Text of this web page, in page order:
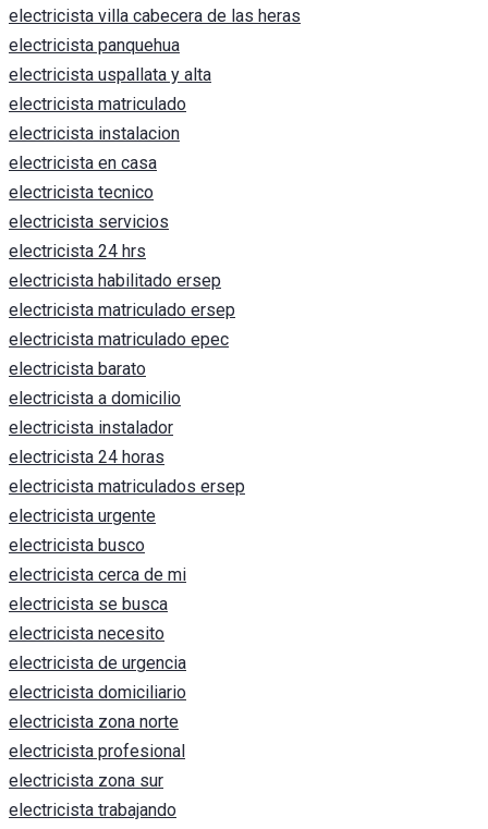
electricista villa cabecera de las heras
electricista panquehua
electricista uspallata y alta
electricista matriculado
electricista instalacion
electricista en casa
electricista tecnico
electricista servicios
electricista 24 hrs
electricista habilitado ersep
electricista matriculado ersep
electricista matriculado epec
electricista barato
electricista a domicilio
electricista instalador
electricista 24 horas
electricista matriculados ersep
electricista urgente
electricista busco
electricista cerca de mi
electricista se busca
electricista necesito
electricista de urgencia
electricista domiciliario
electricista zona norte
electricista profesional
electricista zona sur
electricista trabajando